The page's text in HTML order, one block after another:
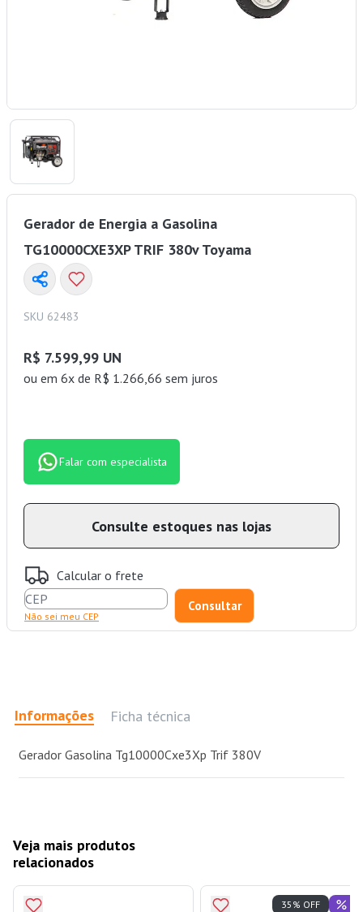
Gerador de Energia a Gasolina
TG10000CXE3XP TRIF 380v Toyama
SKU 62483
R$ 7.599,99 UN
ou em 6x de R$ 1.266,66 sem juros
Falar com especialista
Consulte estoques nas lojas
Calcular o frete
Não sei meu CEP
Informações Ficha técnica
Gerador Gasolina Tg10000Cxe3Xp Trif 380V
Veja mais produtos
relacionados
35% OFF